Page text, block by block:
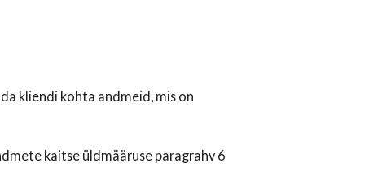
kliendi kohta andmeid, mis on
kaitse üldmääruse paragrahv 6